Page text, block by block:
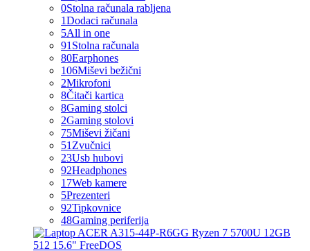
0Stolna računala rabljena
1Dodaci računala
5All in one
91 Stolna računala
80Earphones
106Miševi bežični
2Mikrofoni
8Čitači kartica
8Gaming stolci
2Gaming stolovi
75Miševi žičani
51 Zvučnici
23Usb hubovi
92Headphones
17Web kamere
5Prezenteri
92Tipkovnice
48Gaming periferija